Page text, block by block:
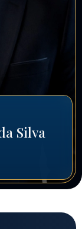
Silva